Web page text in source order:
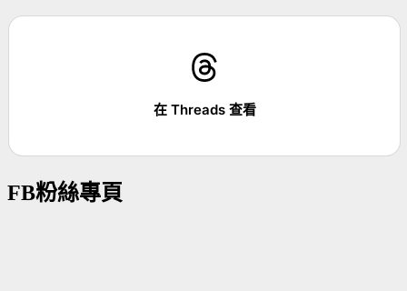
在 Threads 查看
FB粉絲專頁